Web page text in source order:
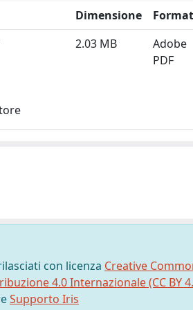
Dimensione
2.03 MB
Adobe
PDF
con licenza Creative
4.0 Internazionale (CC BY
Supporto Iris